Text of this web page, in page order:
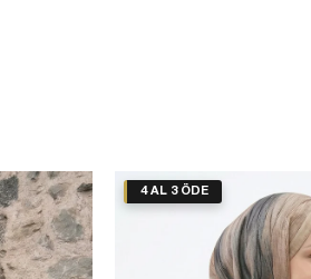
4 AL 3 ÖDE